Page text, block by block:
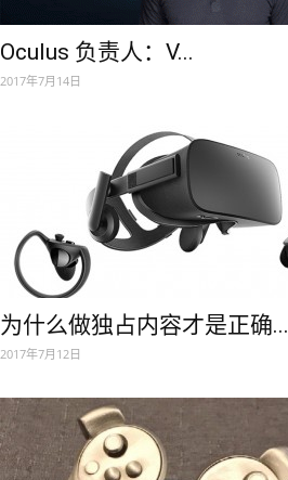
Oculus 负责人：V...
2017年7月14日
为什么做独占内容才是正确...
2017年7月12日